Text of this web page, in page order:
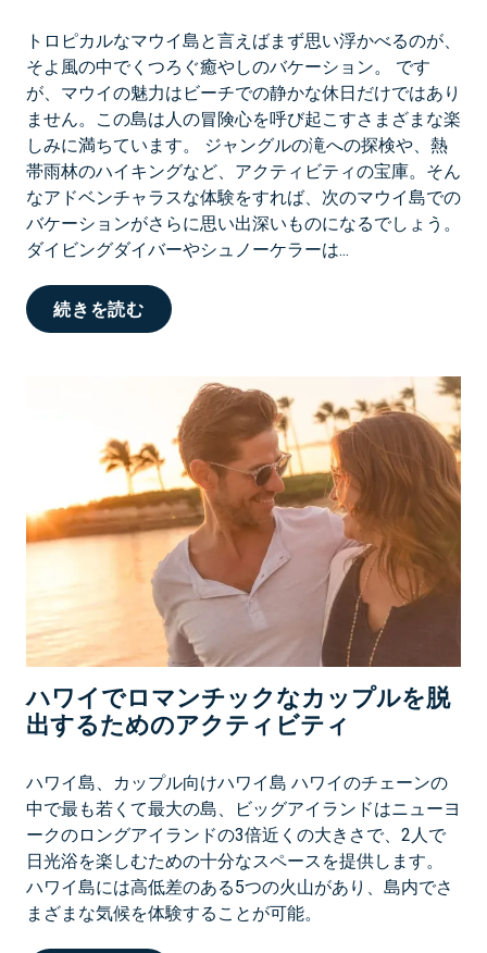
トロピカルなマウイ島と言えばまず思い浮かべるのが、
そよ風の中でくつろぐ癒やしのバケーション。 です
が、マウイの魅力はビーチでの静かな休日だけではあり
ません。この島は人の冒険心を呼び起こすさまざまな楽
しみに満ちています。 ジャングルの滝への探検や、熱
帯雨林のハイキングなど、アクティビティの宝庫。そん
なアドベンチャラスな体験をすれば、次のマウイ島での
バケーションがさらに思い出深いものになるでしょう。
ダイビングダイバーやシュノーケラーは...
続きを読む
ウ
家
族
み
ん
な
で
楽
し
ハワイでロマンチックなカップルを脱
出するためのアクティビティ
ハワイ島、カップル向けハワイ島 ハワイのチェーンの
中で最も若くて最大の島、ビッグアイランドはニューヨ
ークのロングアイランドの3倍近くの大きさで、2人で
日光浴を楽しむための十分なスペースを提供します。
ハワイ島には高低差のある5つの火山があり、島内でさ
まざまな気候を体験することが可能。